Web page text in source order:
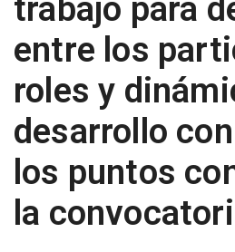
trabajo para
entre los
roles y
desarrollo
los puntos
la